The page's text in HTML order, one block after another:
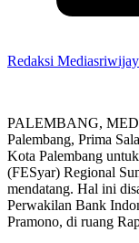
Redaksi
PALEMBANG,
Palembang, Prima
Kota Palembang
(FESyar) Regional
mendatang. Hal ini
Perwakilan Bank
Pramono, di ruang